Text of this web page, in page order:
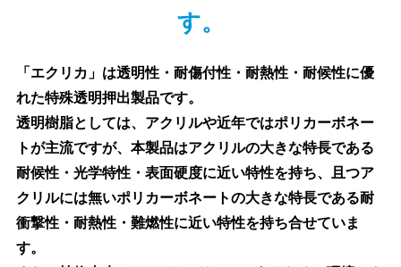
す。
「エクリカ」は透明性・耐傷付性・耐熱性・耐候性に優
れた特殊透明押出製品です。
透明樹脂としては、アクリルや近年ではポリカーボネー
トが主流ですが、本製品はアクリルの大きな特長である
耐候性・光学特性・表面硬度に近い特性を持ち、且つア
クリルには無いポリカーボネートの大きな特長である耐
衝撃性・耐熱性・難燃性に近い特性を持ち合せていま
す。